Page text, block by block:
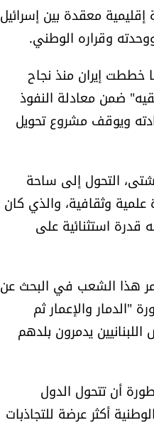
معقدة بين إسرائيل
وقراره الوطني.
خططت إيران منذ نجاح
ضمن معادلة النفوذ
ويوقف مشروع تحويل
التحول إلى ساحة
وثقافية، والذي كان
قدرة استثنائية على
هذا الشعب في البحث عن
والإعمار ثم
يدمرون بلدهم
أن تتحول الدول
أكثر عرضة للتجاذبات